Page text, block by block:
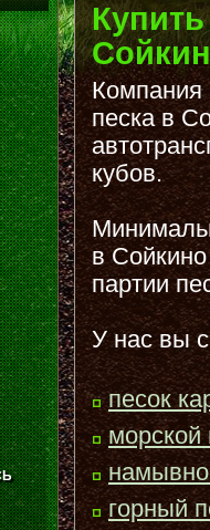
Компания
песка в
кубов.
в
партии
У нас вы
песок
морской
горный